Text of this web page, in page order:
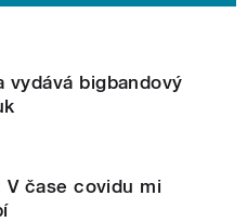
vydává bigbandový
V čase covidu mi